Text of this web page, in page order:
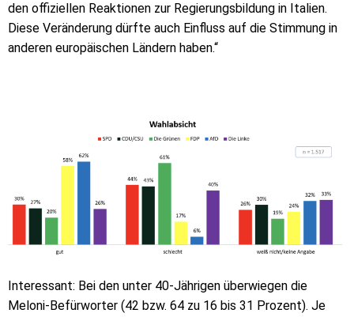
den offiziellen Reaktionen zur Regierungsbildung in Italien.
Diese Veränderung dürfte auch Einfluss auf die Stimmung in
anderen europäischen Ländern haben.“
Interessant: Bei den unter 40-Jährigen überwiegen die
Meloni-Befürworter (42 bzw. 64 zu 16 bis 31 Prozent). Je